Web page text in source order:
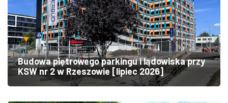
Budowa piętrowego parkingu i lądowiska przy
KSW nr 2 w Rzeszowie [lipiec 2026]